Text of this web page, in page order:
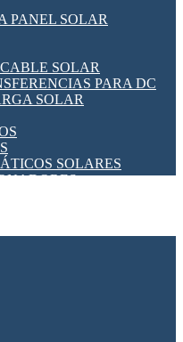
PANEL SOLAR
SOLAR
PARA DC
SOLAR
SOLARES
SPDS PARA